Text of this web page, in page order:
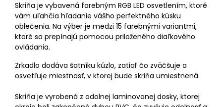
Skriňa je vybavená farebným RGB LED osvetlením, ktoré
vám uľahčia hľadanie vášho perfektného kúsku
oblečenia. Na výber je medzi 15 farebnými variantmi,
ktoré sa prepínajú pomocou priloženého diaľkového
ovládania.
Zrkadlo dodáva šatníku kúzlo, zatiaľ čo zväčšuje a
osvetľuje miestnosť, v ktorej bude skriňa umiestnená.
Skriňa je vyrobená z odolnej laminovanej dosky, ktorej